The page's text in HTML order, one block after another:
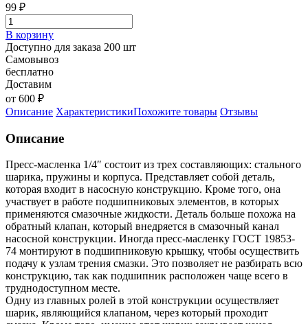
99 ₽
В корзину
Доступно для заказа 200 шт
Самовывоз
бесплатно
Доставим
от 600 ₽
Описание ХарактеристикиПохожите товары Отзывы
Описание
Пресс-масленка 1/4″ состоит из трех составляющих: стального
шарика, пружины и корпуса. Представляет собой деталь,
которая входит в насосную конструкцию. Кроме того, она
участвует в работе подшипниковых элементов, в которых
применяются смазочные жидкости. Деталь больше похожа на
обратный клапан, который внедряется в смазочный канал
насосной конструкции. Иногда пресс-масленку ГОСТ 19853-
74 монтируют в подшипниковую крышку, чтобы осуществить
подачу к узлам трения смазки. Это позволяет не разбирать всю
конструкцию, так как подшипник расположен чаще всего в
труднодоступном месте.
Одну из главных ролей в этой конструкции осуществляет
шарик, являющийся клапаном, через который проходит